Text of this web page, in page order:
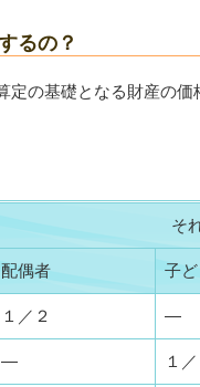
るの？
定の基礎となる財産の
そ
配偶者 子ど
１／２ ―
― １／